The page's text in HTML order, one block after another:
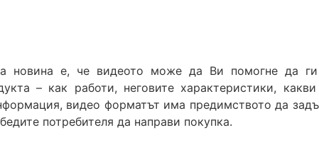
новина е, че видеото може да Ви помогне да
– как работи, неговите характеристики,
видео форматът има предимството да
потребителя да направи покупка.